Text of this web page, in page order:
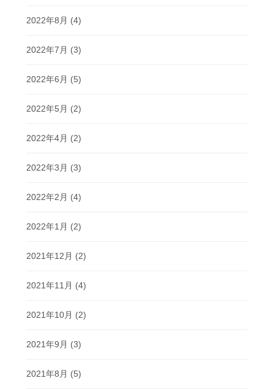
2022年8月 (4)
2022年7月 (3)
2022年6月 (5)
2022年5月 (2)
2022年4月 (2)
2022年3月 (3)
2022年2月 (4)
2022年1月 (2)
2021年12月 (2)
2021年11月 (4)
2021年10月 (2)
2021年9月 (3)
2021年8月 (5)